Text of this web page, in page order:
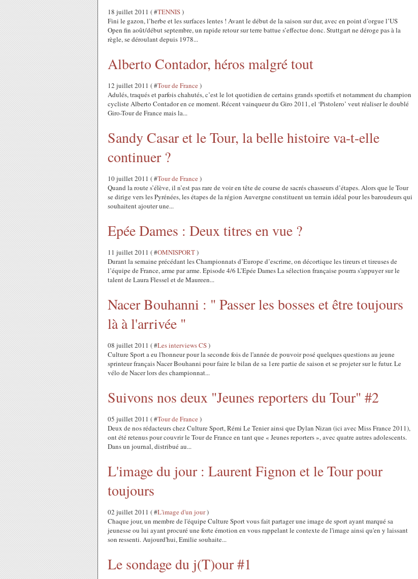
18 juillet 2011 ( #TENNIS)
Fini le gazon, l’herbe et les surfaces lentes ! Avant le début de la saison sur dur, avec en point d’orgue l’US
Open fin août/début septembre, un rapide retour sur terre battue s’effectue donc. Stuttgart ne déroge pas à la
règle, se déroulant depuis 1978...
Alberto Contador, héros malgré tout
12 juillet 2011 ( #Tour de France)
Adulés, traqués et parfois chahutés, c’est le lot quotidien de certains grands sportifs et notamment du champion
cycliste Alberto Contador en ce moment. Récent vainqueur du Giro 2011, el ‘Pistolero’ veut réaliser le doublé
Giro-Tour de France mais la...
Sandy Casar et le Tour, la belle histoire va-t-elle
continuer ?
10 juillet 2011 ( #Tour de France)
Quand la route s’élève, il n’est pas rare de voir en tête de course de sacrés chasseurs d’étapes. Alors que le Tour
se dirige vers les Pyrénées, les étapes de la région Auvergne constituent un terrain idéal pour les baroudeurs qui
souhaitent ajouter une...
Epée Dames : Deux titres en vue ?
11 juillet 2011 ( #OMNISPORT)
Durant la semaine précédant les Championnats d’Europe d’escrime, on décortique les tireurs et tireuses de
l’équipe de France, arme par arme. Episode 4/6 L’Epée Dames La sélection française pourra s'appuyer sur le
talent de Laura Flessel et de Maureen...
Nacer Bouhanni : " Passer les bosses et être toujours
là à l'arrivée "
08 juillet 2011 ( #Les interviews CS)
Culture Sport a eu l'honneur pour la seconde fois de l'année de pouvoir posé quelques questions au jeune
sprinteur français Nacer Bouhanni pour faire le bilan de sa 1ere partie de saison et se projeter sur le futur. Le
vélo de Nacer lors des championnat...
Suivons nos deux "Jeunes reporters du Tour" #2
05 juillet 2011 ( #Tour de France)
Deux de nos rédacteurs chez Culture Sport, Rémi Le Tenier ainsi que Dylan Nizan (ici avec Miss France 2011),
ont été retenus pour couvrir le Tour de France en tant que « Jeunes reporters », avec quatre autres adolescents.
Dans un journal, distribué au...
L'image du jour : Laurent Fignon et le Tour pour
toujours
02 juillet 2011 ( #L'image d'un jour)
Chaque jour, un membre de l'équipe Culture Sport vous fait partager une image de sport ayant marqué sa
jeunesse ou lui ayant procuré une forte émotion en vous rappelant le contexte de l'image ainsi qu'en y laissant
son ressenti. Aujourd'hui, Emilie souhaite...
Le sondage du j(T)our #1